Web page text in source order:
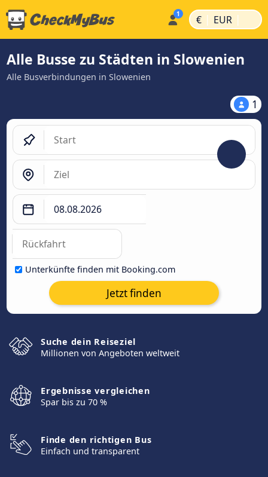
€ | EUR |
Alle Busse zu Städten in Slowenien
Alle Busverbindungen in Slowenien
1
Unterkünfte finden mit Booking.com
Jetzt finden
Suche dein Reiseziel
Millionen von Angeboten weltweit
Ergebnisse vergleichen
Spar bis zu 70 %
Finde den richtigen Bus
Einfach und transparent